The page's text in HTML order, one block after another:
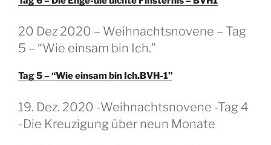
GEPLAATST
OP
20 Dez 2020 – Weihnachtsnovene – Tag
5 – “Wie einsam bin Ich.”
Tag 5 – “Wie einsam bin Ich.BVH-1”
GEPLAATST
OP
19. Dez. 2020 -Weihnachtsnovene -Tag 4
-Die Kreuzigung über neun Monate